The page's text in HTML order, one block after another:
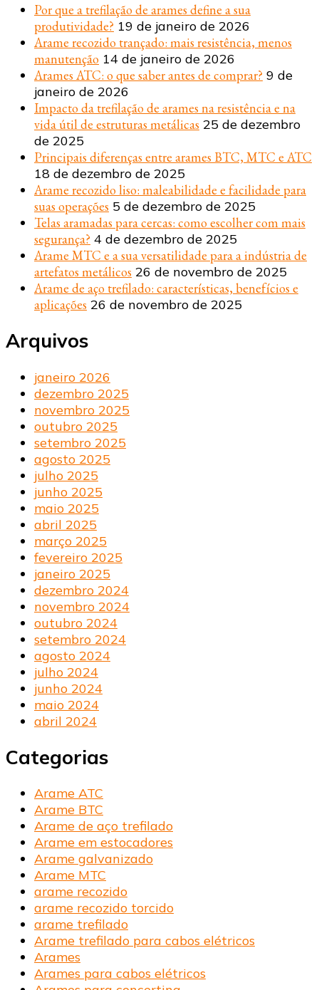
Por que a trefilação de arames define a sua
produtividade? 19 de janeiro de 2026
Arame recozido trançado: mais resistência, menos
manutenção 14 de janeiro de 2026
Arames ATC: o que saber antes de comprar? 9 de
janeiro de 2026
Impacto da trefilação de arames na resistência e na
vida útil de estruturas metálicas 25 de dezembro
de 2025
Principais diferenças entre arames BTC, MTC e ATC
18 de dezembro de 2025
Arame recozido liso: maleabilidade e facilidade para
suas operações 5 de dezembro de 2025
Telas aramadas para cercas: como escolher com mais
segurança? 4 de dezembro de 2025
Arame MTC e a sua versatilidade para a indústria de
artefatos metálicos 26 de novembro de 2025
Arame de aço trefilado: características, benefícios e
aplicações 26 de novembro de 2025
Arquivos
janeiro 2026
dezembro 2025
novembro 2025
outubro 2025
setembro 2025
agosto 2025
julho 2025
junho 2025
maio 2025
abril 2025
março 2025
fevereiro 2025
janeiro 2025
dezembro 2024
novembro 2024
outubro 2024
setembro 2024
agosto 2024
julho 2024
junho 2024
maio 2024
abril 2024
Categorias
Arame ATC
Arame BTC
Arame de aço trefilado
Arame em estocadores
Arame galvanizado
Arame MTC
arame recozido
arame recozido torcido
arame trefilado
Arame trefilado para cabos elétricos
Arames
Arames para cabos elétricos